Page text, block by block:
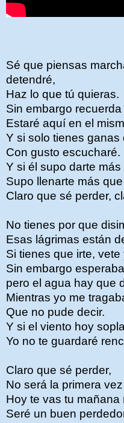
Sé que piensas
detendré,
Haz lo que tú quieras.
Sin embargo
Estaré aquí en el
Y si solo tienes ganas
Con gusto escucharé.
Y si él supo darte más
Supo llenarte más
Claro que sé perder,
No tienes por que
Esas lágrimas están
Si tienes que irte, vete
Sin embargo
pero el agua hay que
Mientras yo me
Que no pude decir.
Y si el viento hoy
Yo no te guardaré
Claro que sé perder,
No será la primera vez
Hoy te vas tu mañana
Seré un buen